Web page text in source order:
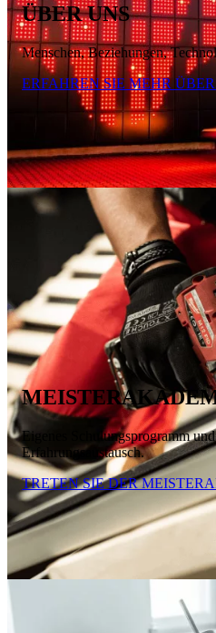
ÜBER UNS
Menschen, Beziehungen,
ERFAHREN SIE MEHR ÜBER
Eigenes Schulungsprogramm
Erfahrungsaustausch.
TRETEN SIE DER